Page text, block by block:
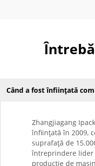
Când a fost înființată
Zhangjiagang
înființată în 2009,
suprafață de
întreprindere lider
producție de